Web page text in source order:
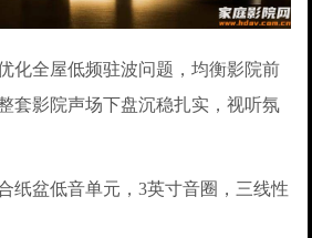
化全屋低频驻波问题，均衡影院前
套影院声场下盘沉稳扎实，视听氛
纸盆低音单元，3英寸音圈，三线性